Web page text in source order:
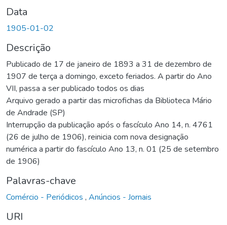
Data
1905-01-02
Descrição
Publicado de 17 de janeiro de 1893 a 31 de dezembro de
1907 de terça a domingo, exceto feriados. A partir do Ano
VII, passa a ser publicado todos os dias
Arquivo gerado a partir das microfichas da Biblioteca Mário
de Andrade (SP)
Interrupção da publicação após o fascículo Ano 14, n. 4761
(26 de julho de 1906), reinicia com nova designação
numérica a partir do fascículo Ano 13, n. 01 (25 de setembro
de 1906)
Palavras-chave
Comércio - Periódicos , Anúncios - Jornais
URI